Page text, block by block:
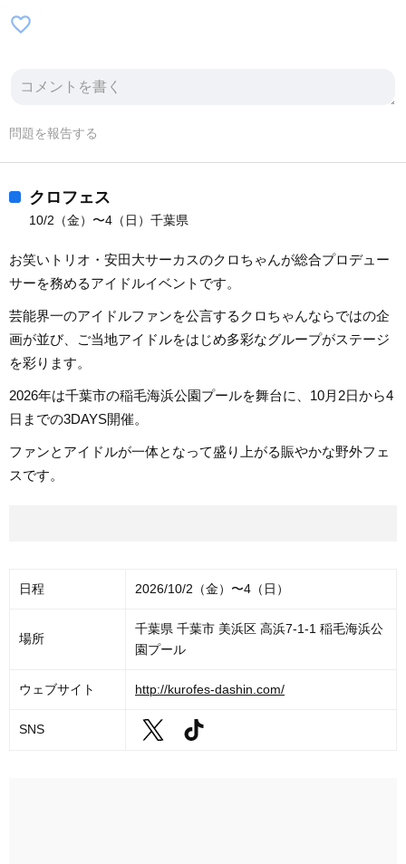
favorite_border
問題を報告する
クロフェス
10/2（金）〜4（日）千葉県
お笑いトリオ・安田大サーカスのクロちゃんが総合プロデュー
サーを務めるアイドルイベントです。
芸能界一のアイドルファンを公言するクロちゃんならではの企
画が並び、ご当地アイドルをはじめ多彩なグループがステージ
を彩ります。
2026年は千葉市の稲毛海浜公園プールを舞台に、10月2日から4
日までの3DAYS開催。
ファンとアイドルが一体となって盛り上がる賑やかな野外フェ
スです。
日程 2026/10/2（金）〜4（日）
場所
千葉県 千葉市 美浜区 高浜7-1-1 稲毛海浜公
園プール
ウェブサイト http://kurofes-dashin.com/
SNS